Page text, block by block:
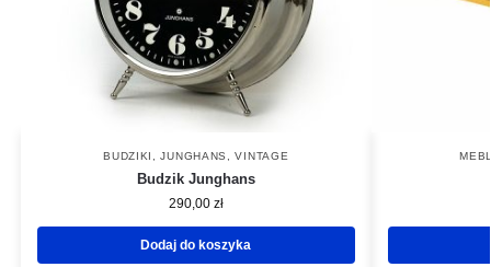
BUDZIKI ,JUNGHANS ,VINTAGE
Budzik Junghans
290,00 zł
Dodaj do koszyka